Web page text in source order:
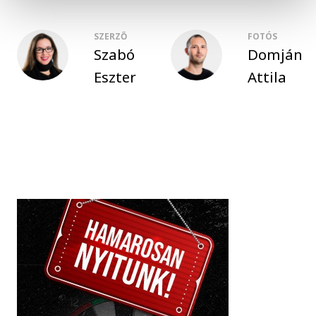
SZERZŐ
Szabó
Eszter
FOTÓS
Domján
Attila